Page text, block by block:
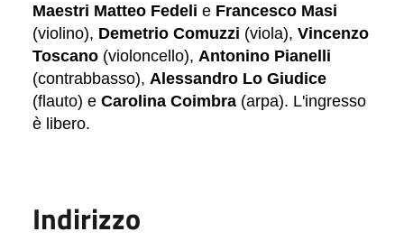
Maestri Matteo Fedeli e Francesco Masi
(violino), Demetrio Comuzzi (viola), Vincenzo
Toscano (violoncello), Antonino Pianelli
(contrabbasso), Alessandro Lo Giudice
(flauto) e Carolina Coimbra (arpa). L'ingresso
è libero.
Indirizzo